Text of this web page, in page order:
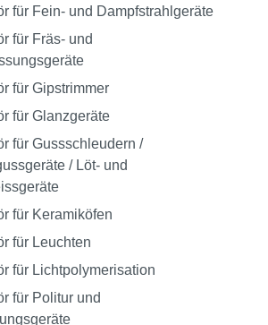
für Fein- und Dampfstrahlgeräte
für Fräs- und
für Gipstrimmer
für Glanzgeräte
für Gussschleudern /
/ Löt- und
für Keramiköfen
für Leuchten
für Lichtpolymerisation
für Politur und